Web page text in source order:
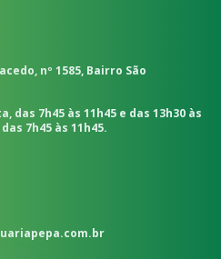
nº 1585, Bairro São
das 7h45 às 11h45 e das 13h30 às
7h45 às 11h45.